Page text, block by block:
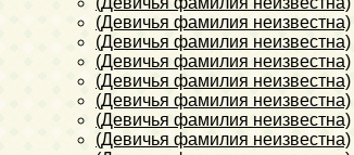
(Девичья фамилия неизвестна)
(Девичья фамилия неизвестна)
(Девичья фамилия неизвестна)
(Девичья фамилия неизвестна)
(Девичья фамилия неизвестна)
(Девичья фамилия неизвестна)
(Девичья фамилия неизвестна)